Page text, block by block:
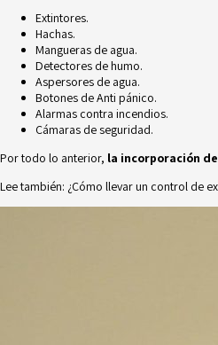
Extintores.
Hachas.
Mangueras de agua.
Detectores de humo.
Aspersores de agua.
Botones de Anti pánico.
Alarmas contra incendios.
Cámaras de seguridad.
Por todo lo anterior, la incorporación
Lee también: ¿Cómo llevar un control de